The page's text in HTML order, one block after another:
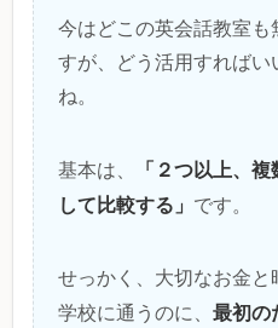
今はどこの英会話教室も
すが、どう活用すればい
ね。
基本は、
「２つ以上、
して比較する」 です。
せっかく、大切なお金
学校に通うのに、 最初の